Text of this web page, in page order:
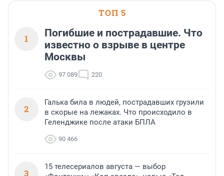
ТОП 5
1
Погибшие и пострадавшие. Что
известно о взрыве в центре
Москвы
97 089 220
2
Галька била в людей, пострадавших грузили
в скорые на лежаках. Что происходило в
Геленджике после атаки БПЛА
90 466
3
15 телесериалов августа — выбор